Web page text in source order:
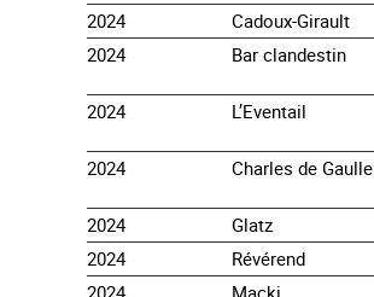
2024 Cadoux-Girault
2024
Bar clandestin
2024 L’Eventail
2024 Charles de Gaulle
2024 Glatz
2024
Révérend
2024
Macki